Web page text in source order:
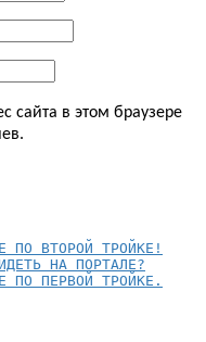
сайта в этом браузере
НА ПОРТАЛЕ?
ПО ПЕРВОЙ ТРОЙКЕ.